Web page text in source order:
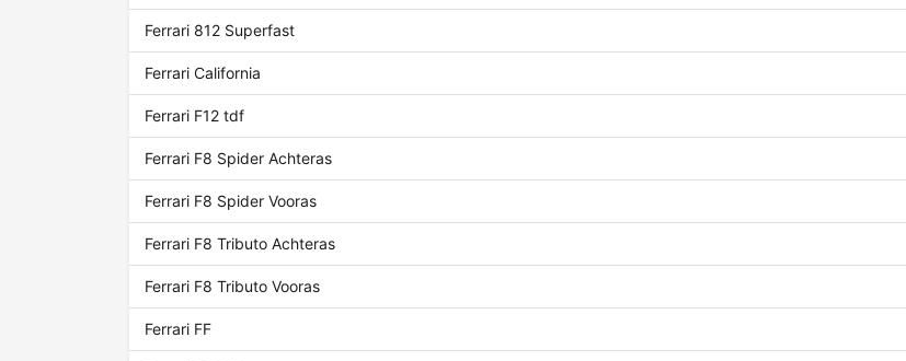
Ferrari 812 Superfast
Ferrari California
Ferrari F12 tdf
Ferrari F8 Spider Achteras
Ferrari F8 Spider Vooras
Ferrari F8 Tributo Achteras
Ferrari F8 Tributo Vooras
Ferrari FF